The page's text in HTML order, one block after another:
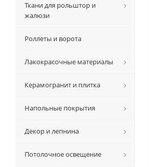
Ткани для рольштор и
жалюзи
Роллеты и ворота
Лакокрасочные материалы
Керамогранит и плитка
Напольные покрытия
Декор и лепнина
Потолочное освещение